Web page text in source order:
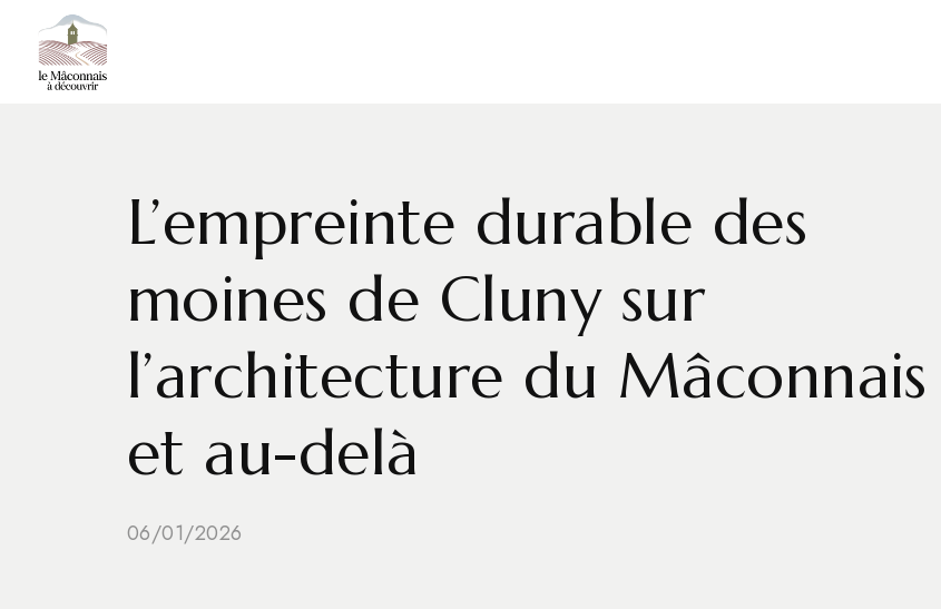
L’empreinte durable des
moines de Cluny sur
l’architecture du Mâconnais
et au-delà
06/01/2026